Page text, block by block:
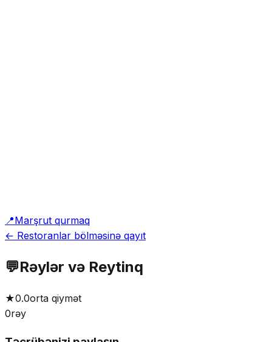
📍Marşrut qurmaq
← Restoranlar bölməsinə qayıt
💬Rəylər və Reytinq
★0.0orta qiymət
0rəy